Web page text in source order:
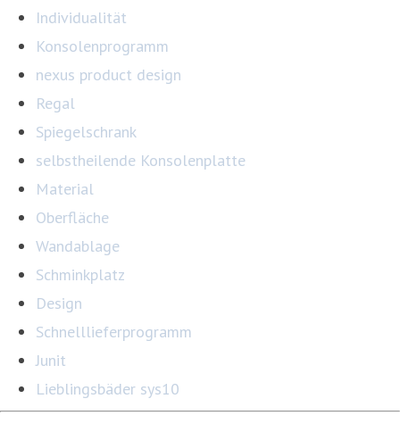
Individualität
Konsolenprogramm
nexus product design
Regal
Spiegelschrank
selbstheilende Konsolenplatte
Material
Oberfläche
Wandablage
Schminkplatz
Design
Schnelllieferprogramm
Junit
Lieblingsbäder sys10